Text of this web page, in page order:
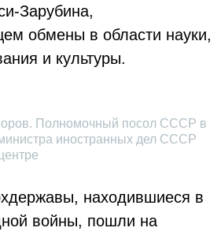
Зарубина,
обмены в области науки,
и культуры.
Полномочный посол СССР в
иностранных дел СССР
находившиеся в
войны, пошли на